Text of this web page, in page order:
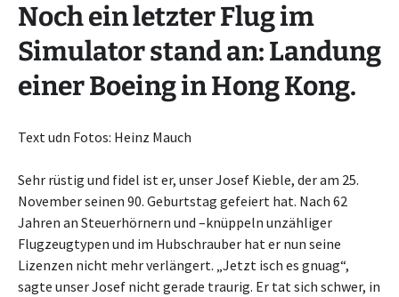
Noch ein letzter Flug im
Simulator stand an: Landung
einer Boeing in Hong Kong.
Text udn Fotos: Heinz Mauch
Sehr rüstig und fidel ist er, unser Josef Kieble, der am 25.
November seinen 90. Geburtstag gefeiert hat. Nach 62
Jahren an Steuerhörnern und –knüppeln unzähliger
Flugzeugtypen und im Hubschrauber hat er nun seine
Lizenzen nicht mehr verlängert. „Jetzt isch es gnuag“,
sagte unser Josef nicht gerade traurig. Er tat sich schwer, in